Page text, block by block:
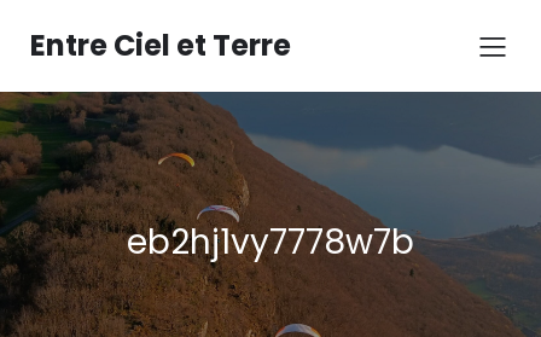
contenuEntre Ciel et Terre
eb2hj1vy7778w7b